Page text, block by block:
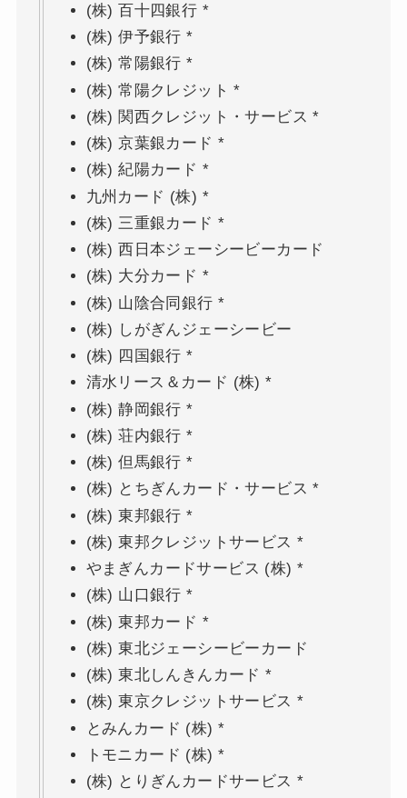
(株) 百十四銀行 *
(株) 伊予銀行 *
(株) 常陽銀行 *
(株) 常陽クレジット *
(株) 関西クレジット・サービス *
(株) 京葉銀カード *
(株) 紀陽カード *
九州カード (株) *
(株) 三重銀カード *
(株) 西日本ジェーシービーカード
(株) 大分カード *
(株) 山陰合同銀行 *
(株) しがぎんジェーシービー
(株) 四国銀行 *
清水リース＆カード (株) *
(株) 静岡銀行 *
(株) 荘内銀行 *
(株) 但馬銀行 *
(株) とちぎんカード・サービス *
(株) 東邦銀行 *
(株) 東邦クレジットサービス *
やまぎんカードサービス (株) *
(株) 山口銀行 *
(株) 東邦カード *
(株) 東北ジェーシービーカード
(株) 東北しんきんカード *
(株) 東京クレジットサービス *
とみんカード (株) *
トモニカード (株) *
(株) とりぎんカードサービス *